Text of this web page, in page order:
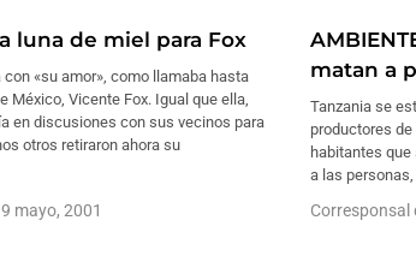
luna de miel para Fox
«su amor», como llamaba hasta
México, Vicente Fox. Igual que ella,
en discusiones con sus vecinos para
otros retiraron ahora su
9 mayo, 2001
matan a
Tanzania se
productores
habitantes
a las
Corresponsal